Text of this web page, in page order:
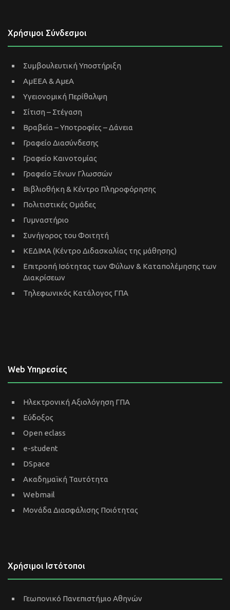
Χρήσιμοι Σύνδεσμοι
Συμβουλευτική Υποστήριξη
ΑμΕΕΑ & ΑμεΑ
Υγειονομική Περίθαλψη
Σίτιση – Στέγαση
Βραβεία – Υποτροφίες – Δάνεια
Γραφείο Διασύνδεσης
Γραφείο Καινοτομίας
Γραφείο Ξένων Γλωσσών
Βιβλιοθήκη & Κέντρο Πληροφόρησης
Πολιτιστικές Ομάδες
Γυμναστήριο
Συνήγορος του Φοιτητή
ΚΕΔΙΜΑ (Κέντρο Διδασκαλίας της μάθησης)
Επιτροπή Ισότητας των Φύλων & Καταπολέμησης των
Διακρίσεων
Τηλεφωνικός Κατάλογος ΓΠΑ
Web Υπηρεσίες
Ηλεκτρονική Αξιολόγηση ΓΠΑ
Εύδοξος
Open eclass
e-student
DSpace
Ακαδημαϊκή Ταυτότητα
Webmail
Μονάδα Διασφάλισης Ποιότητας
Χρήσιμοι Ιστότοποι
Γεωπονικό Πανεπιστήμιο Αθηνών